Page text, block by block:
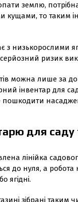
землю,
кущами, то таким
з низькорослими
серйозний ризик
можна лише за
інвентар для
пошкодити
для саду
лінійка
до нуля, а робота
ягідні.
зібрані